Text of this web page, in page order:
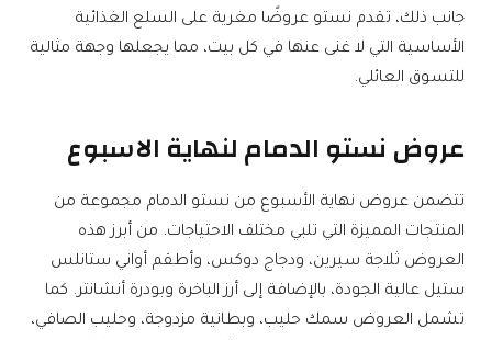
جانب ذلك، تقدم نستو عروضًا مغرية على السلع الغذائية
الأساسية التي لا غنى عنها في كل بيت، مما يجعلها وجهة مثالية
للتسوق العائلي.
عروض نستو الدمام لنهاية الاسبوع
تتضمن عروض نهاية الأسبوع من نستو الدمام مجموعة من
المنتجات المميزة التي تلبي مختلف الاحتياجات. من أبرز هذه
العروض ثلاجة سيرين، ودجاج دوكس، وأطقم أواني ستانلس
ستيل عالية الجودة، بالإضافة إلى أرز الباخرة وبودرة أنشانتر. كما
تشمل العروض سمك حليب، وبطانية مزدوجة، وحليب الصافي،